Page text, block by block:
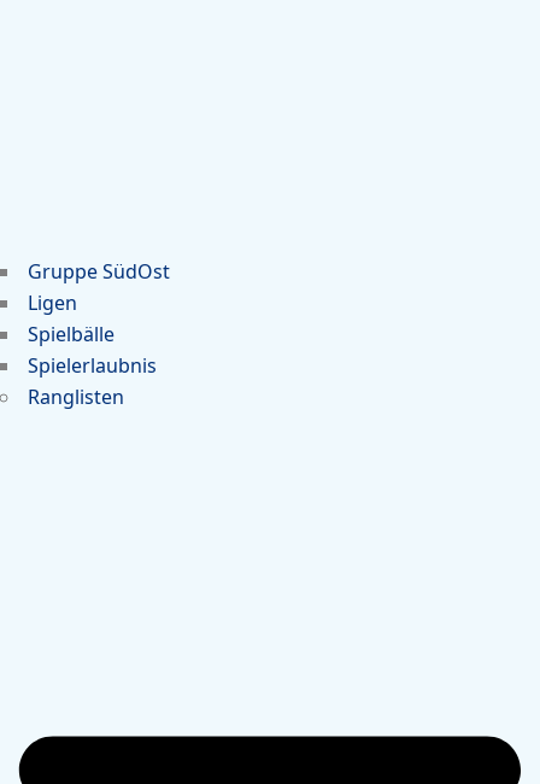
Gruppe SüdOst
Ligen
Spielbälle
Spielerlaubnis
Ranglisten